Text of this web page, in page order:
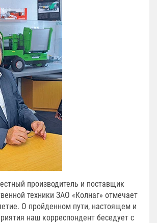
производитель и поставщик
техники ЗАО «Колнаг» отмечает
О пройденном пути, настоящем и
наш корреспондент беседует с